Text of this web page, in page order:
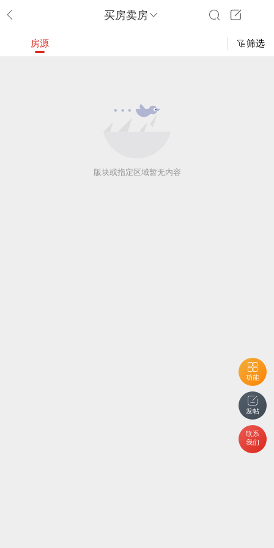
买房卖房
功能
发帖
联系
我们
房源 筛选
版块或指定区域暂无内容